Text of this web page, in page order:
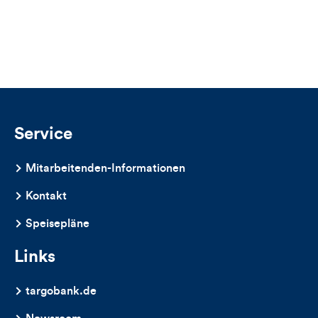
Kommentare
dieses
Artikels
Service
Mitarbeitenden-Informationen
Kontakt
Speisepläne
Links
targobank.de